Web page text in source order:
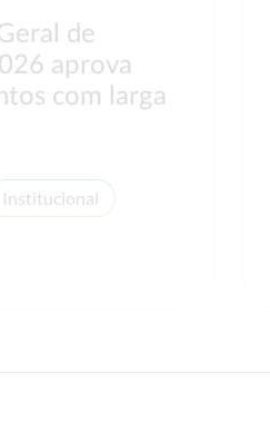
de
aprova
com larga
Institucional